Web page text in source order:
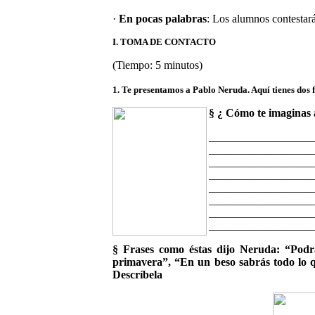
· En pocas palabras: Los alumnos
I. TOMA DE CONTACTO
(Tiempo: 5 minutos)
1. Te presentamos a Pablo Neruda. Aquí tienes dos
§ ¿ Cómo te
§ Frases como éstas dijo Neruda:
primavera”, “En un beso sabrás todo lo
Descríbela